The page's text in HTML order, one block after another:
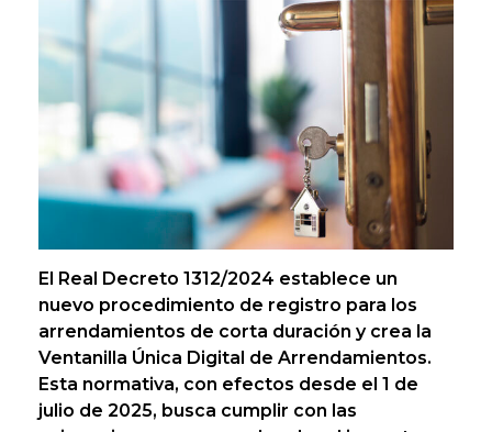
El Real Decreto 1312/2024 establece un
nuevo procedimiento de registro para los
arrendamientos de corta duración y crea la
Ventanilla Única Digital de Arrendamientos.
Esta normativa, con efectos desde el 1 de
julio de 2025, busca cumplir con las